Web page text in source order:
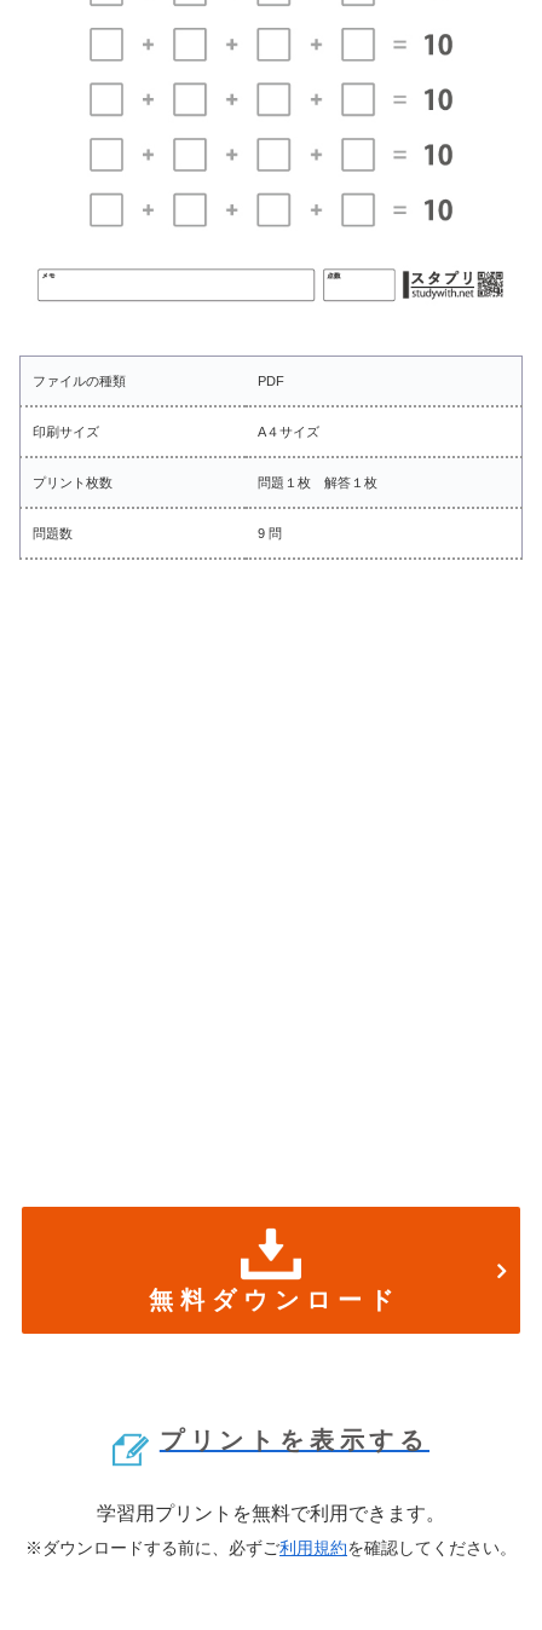
ファイルの種類 PDF
印刷サイズ A４サイズ
プリント枚数 問題１枚 解答１枚
問題数 9 問
無 料 ダ ウ ン ロ ー ド
プリントを表示する
学習用プリントを無料で利用できます。
※ダウンロードする前に、必ずご利用規約を確認してください。